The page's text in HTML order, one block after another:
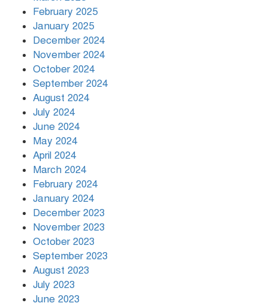
February 2025
January 2025
December 2024
November 2024
October 2024
September 2024
August 2024
July 2024
June 2024
May 2024
April 2024
March 2024
February 2024
January 2024
December 2023
November 2023
October 2023
September 2023
August 2023
July 2023
June 2023